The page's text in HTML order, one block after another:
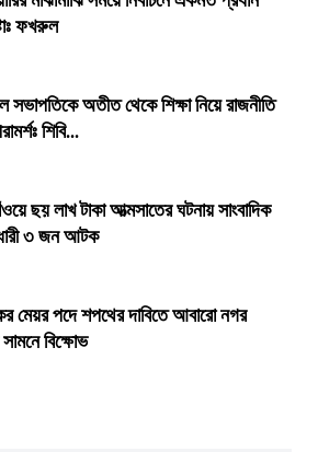
ফখরুল
সভাপতিকে অতীত থেকে শিক্ষা নিয়ে রাজনীতি
শিবি...
ছয় লাখ টাকা আত্মসাতের ঘটনায় সাংবাদিক
৩ জন আটক
মেয়র পদে শপথের দাবিতে আবারো নগর
বিক্ষোভ